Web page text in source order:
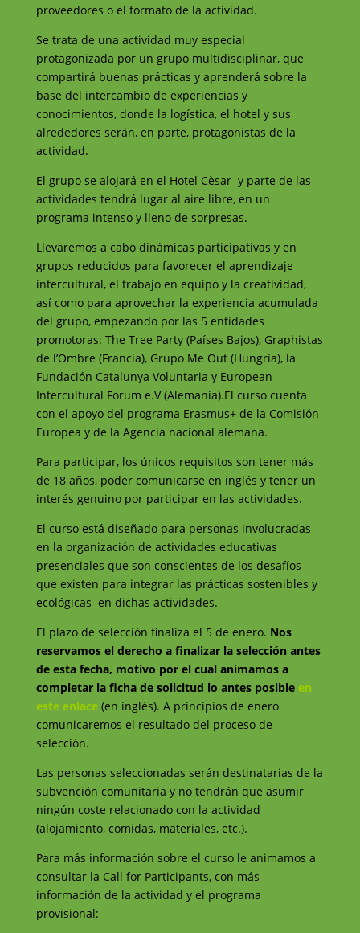
proveedores o el formato de la actividad.
Se trata de una actividad muy especial
protagonizada por un grupo multidisciplinar, que
compartirá buenas prácticas y aprenderá sobre la
base del intercambio de experiencias y
conocimientos, donde la logística, el hotel y sus
alrededores serán, en parte, protagonistas de la
actividad.
El grupo se alojará en el Hotel Cèsar y parte de las
actividades tendrá lugar al aire libre, en un
programa intenso y lleno de sorpresas.
Llevaremos a cabo dinámicas participativas y en
grupos reducidos para favorecer el aprendizaje
intercultural, el trabajo en equipo y la creatividad,
así como para aprovechar la experiencia acumulada
del grupo, empezando por las 5 entidades
promotoras: The Tree Party (Países Bajos), Graphistas
de l’Ombre (Francia), Grupo Me Out (Hungría), la
Fundación Catalunya Voluntaria y European
Intercultural Forum e.V (Alemania).El curso cuenta
con el apoyo del programa Erasmus+ de la Comisión
Europea y de la Agencia nacional alemana.
Para participar, los únicos requisitos son tener más
de 18 años, poder comunicarse en inglés y tener un
interés genuino por participar en las actividades.
El curso está diseñado para personas involucradas
en la organización de actividades educativas
presenciales que son conscientes de los desafíos
que existen para integrar las prácticas sostenibles y
ecológicas en dichas actividades.
El plazo de selección finaliza el 5 de enero. Nos
reservamos el derecho a finalizar la selección antes
de esta fecha, motivo por el cual animamos a
completar la ficha de solicitud lo antes posible en
este enlace(en inglés). A principios de enero
comunicaremos el resultado del proceso de
selección.
Las personas seleccionadas serán destinatarias de la
subvención comunitaria y no tendrán que asumir
ningún coste relacionado con la actividad
(alojamiento, comidas, materiales, etc.).
Para más información sobre el curso le animamos a
consultar la Call for Participants, con más
información de la actividad y el programa
provisional: